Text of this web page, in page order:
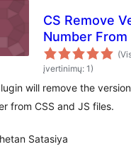
CS Remove
Number From
& JS
įvertinimų: 1)
will remove the version
from CSS and JS files.
Satasiya